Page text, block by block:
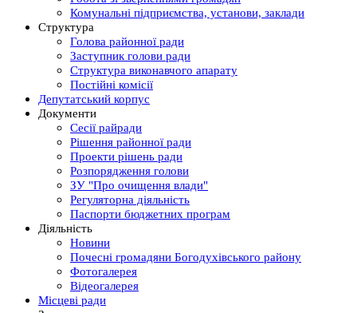
Комунальні підприємства, установи, заклади
Структура
Голова районної ради
Заступник голови ради
Структура виконавчого апарату
Постійні комісії
Депутатський корпус
Документи
Сесії райради
Рішення районної ради
Проекти рішень ради
Розпорядження голови
ЗУ "Про очищення влади"
Регуляторна діяльність
Паспорти бюджетних програм
Діяльність
Новини
Почесні громадяни Богодухівського району
Фотогалерея
Відеогалерея
Місцеві ради